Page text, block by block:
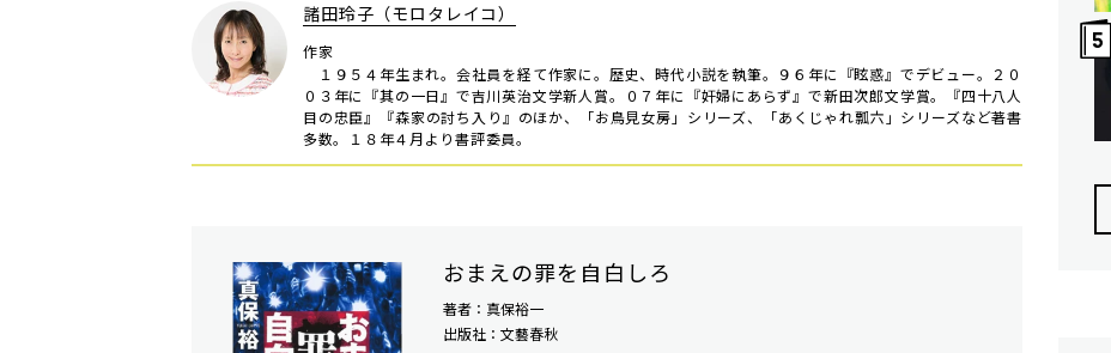
諸田玲子（モロタレイコ）
作家
１９５４年生まれ。会社員を経て作家に。歴史、時代小説を執筆。９６年に『眩惑』でデビュー。２０
０３年に『其の一日』で吉川英治文学新人賞。０７年に『奸婦にあらず』で新田次郎文学賞。『四十八人
目の忠臣』『森家の討ち入り』のほか、「お鳥見女房」シリーズ、「あくじゃれ瓢六」シリーズなど著書
多数。１８年４月より書評委員。
おまえの罪を自白しろ
著者：真保裕一
出版社：文藝春秋